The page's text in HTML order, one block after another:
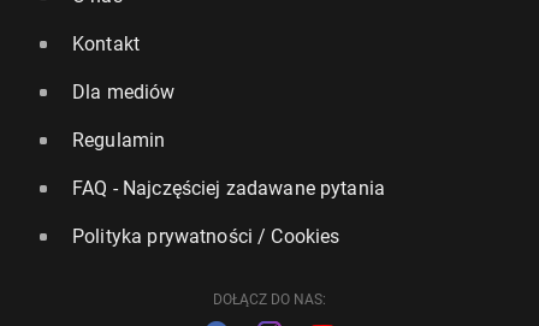
Kontakt
Dla mediów
Regulamin
FAQ - Najczęściej zadawane pytania
Polityka prywatności / Cookies
DOŁĄCZ DO NAS: